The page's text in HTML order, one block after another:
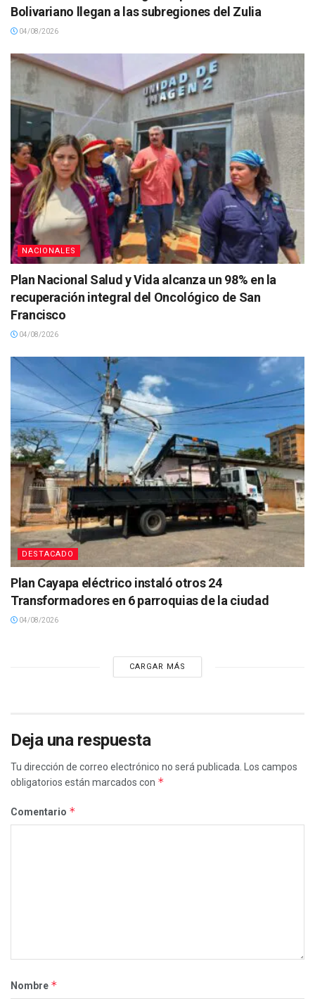
Bolivariano llegan a las subregiones del Zulia
04/08/2026
NACIONALES
Plan Nacional Salud y Vida alcanza un 98% en la
recuperación integral del Oncológico de San
Francisco
04/08/2026
DESTACADO
Plan Cayapa eléctrico instaló otros 24
Transformadores en 6 parroquias de la ciudad
04/08/2026
CARGAR MÁS
Deja una respuesta
Tu dirección de correo electrónico no será publicada.
Los campos
obligatorios están marcados con *
Comentario *
Nombre *